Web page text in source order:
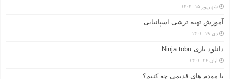
شهریور ۱۵, ۱۴۰۴
آموزش تهیه ترشی اسپانیایی
دی ۱۹, ۱۴۰۱
دانلود بازی Ninja tobu
آبان ۲۶, ۱۴۰۱
با مودم های قدیمی چه کنیم؟